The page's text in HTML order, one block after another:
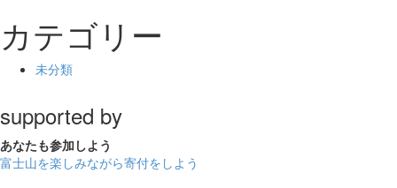
カテゴリー
未分類
supported by
あなたも参加しよう
富士山を楽しみながら寄付をしよう